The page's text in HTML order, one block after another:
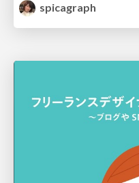
spicagraph